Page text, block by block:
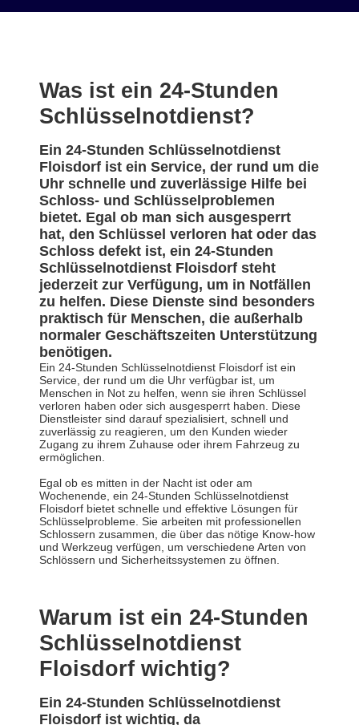
Was ist ein 24-Stunden
Schlüsselnotdienst?
Ein 24-Stunden Schlüsselnotdienst
Floisdorf ist ein Service, der rund um die
Uhr schnelle und zuverlässige Hilfe bei
Schloss- und Schlüsselproblemen
bietet. Egal ob man sich ausgesperrt
hat, den Schlüssel verloren hat oder das
Schloss defekt ist, ein 24-Stunden
Schlüsselnotdienst Floisdorf steht
jederzeit zur Verfügung, um in Notfällen
zu helfen. Diese Dienste sind besonders
praktisch für Menschen, die außerhalb
normaler Geschäftszeiten Unterstützung
benötigen.
Ein 24-Stunden Schlüsselnotdienst Floisdorf ist ein
Service, der rund um die Uhr verfügbar ist, um
Menschen in Not zu helfen, wenn sie ihren Schlüssel
verloren haben oder sich ausgesperrt haben. Diese
Dienstleister sind darauf spezialisiert, schnell und
zuverlässig zu reagieren, um den Kunden wieder
Zugang zu ihrem Zuhause oder ihrem Fahrzeug zu
ermöglichen.
Egal ob es mitten in der Nacht ist oder am
Wochenende, ein 24-Stunden Schlüsselnotdienst
Floisdorf bietet schnelle und effektive Lösungen für
Schlüsselprobleme. Sie arbeiten mit professionellen
Schlossern zusammen, die über das nötige Know-how
und Werkzeug verfügen, um verschiedene Arten von
Schlössern und Sicherheitssystemen zu öffnen.
Warum ist ein 24-Stunden
Schlüsselnotdienst
Floisdorf wichtig?
Ein 24-Stunden Schlüsselnotdienst
Floisdorf ist wichtig, da